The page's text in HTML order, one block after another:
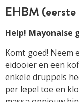
EHBM (eerste
Help! Mayonaise
Komt goed! Neem
eidooier en een
enkele druppels
per lepel toe en